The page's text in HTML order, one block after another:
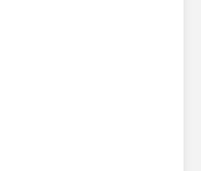
なるとは具体的に
ソースを表示した